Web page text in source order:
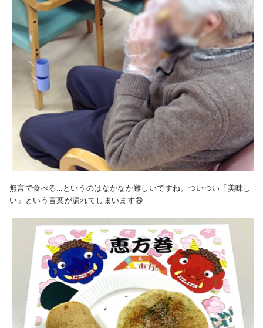
無言で食べる… というのはなかなか難しいですね。ついつい「美味し
い」という言葉が漏れてしまいます😄